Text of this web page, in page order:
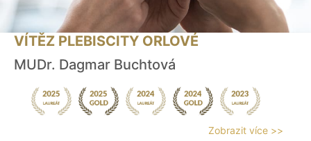
VÍTĚZ PLEBISCITY ORLOVÉ
MUDr. Dagmar Buchtová
Zobrazit více >>